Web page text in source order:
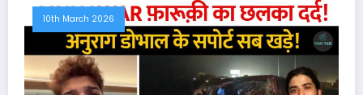
10th March 2026